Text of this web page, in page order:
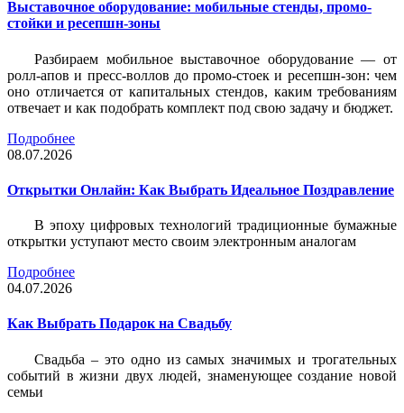
Выставочное оборудование: мобильные стенды, промо-
стойки и ресепшн-зоны
Разбираем мобильное выставочное оборудование — от
ролл-апов и пресс-воллов до промо-стоек и ресепшн-зон: чем
оно отличается от капитальных стендов, каким требованиям
отвечает и как подобрать комплект под свою задачу и бюджет.
Подробнее
08.07.2026
Открытки Онлайн: Как Выбрать Идеальное Поздравление
В эпоху цифровых технологий традиционные бумажные
открытки уступают место своим электронным аналогам
Подробнее
04.07.2026
Как Выбрать Подарок на Свадьбу
Свадьба – это одно из самых значимых и трогательных
событий в жизни двух людей, знаменующее создание новой
семьи